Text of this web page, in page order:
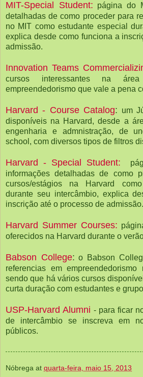
MIT-Special Student: página do
detalhadas de como proceder para
no MIT como estudante especial
explica desde como funciona a
admissão.
Innovation Teams
cursos interessantes na
empreendedorismo que vale a pena
Harvard - Course Catalog: um
disponíveis na Harvard, desde a
engenharia e admnistração, de
school, com diversos tipos de filtros
Harvard - Special Student:
informações detalhadas de como
cursos/estágios na Harvard
durante seu intercâmbio, explica
inscrição até o processo de admissão.
Harvard Summer Courses:
oferecidos na Harvard durante o
Babson College: o Babson
referencias em
sendo que há vários cursos
curta duração com estudantes e
USP-Harvard Alumni - para ficar
de intercâmbio se inscreva em
públicos.
Nóbrega at quarta-feira, maio 15, 2013